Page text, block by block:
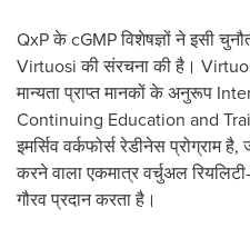
QxP के cGMP विशेषज्ञों ने इसी
Virtuosi की संरचना की है।
मान्यता प्राप्त मानकों के अनुरूप
Continuing Education and
इमर्सिव वर्कफोर्स रेडीनेस प्रोग्राम
करने वाला एकमात्र वर्चुअल
गौरव प्रदान करता है।